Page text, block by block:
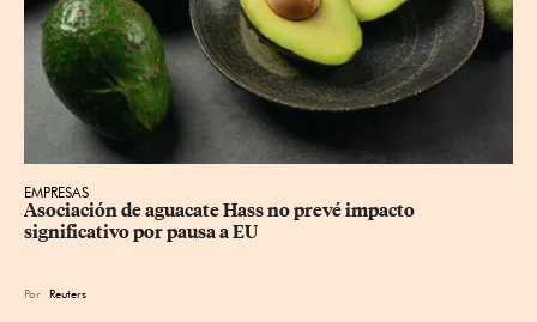
EMPRESAS
Asociación de aguacate Hass no prevé impacto
significativo por pausa a EU
Por Reuters